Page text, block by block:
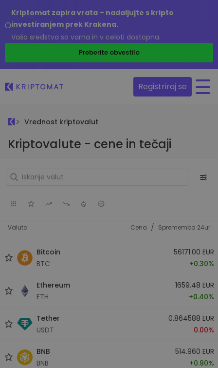
Kriptomat zapira vrata – nadaljujte s kripto
investiranjem prek Krakena.
Vaša sredstva so varna in v celoti dostopna.
Preberite obvestilo
Registriraj se
Vrednost kriptovalut
Kriptovalute - cene in tečaji
Valuta Cena / Sprememba 24ur
Bitcoin
BTC
56171.00 EUR
+0.30%
Ethereum
ETH
1659.48 EUR
+0.40%
Tether
USDT
0.864588 EUR
0.00%
BNB
BNB
514.960 EUR
+0.90%